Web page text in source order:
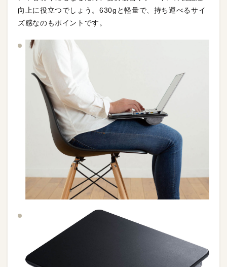
向上に役立つでしょう。630gと軽量で、持ち運べるサイ
ズ感なのもポイントです。